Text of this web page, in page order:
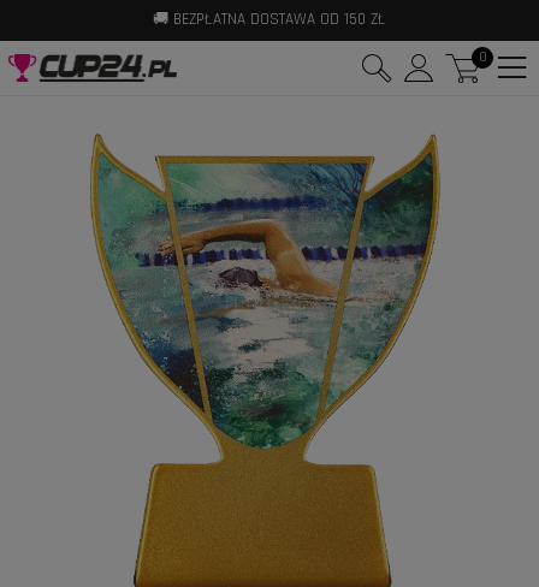
🚚 BEZPŁATNA DOSTAWA OD 150 ZŁ
⚡ WYSYŁKA W 24H
0